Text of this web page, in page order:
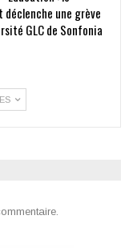
déclenche une grève
GLC de Sonfonia